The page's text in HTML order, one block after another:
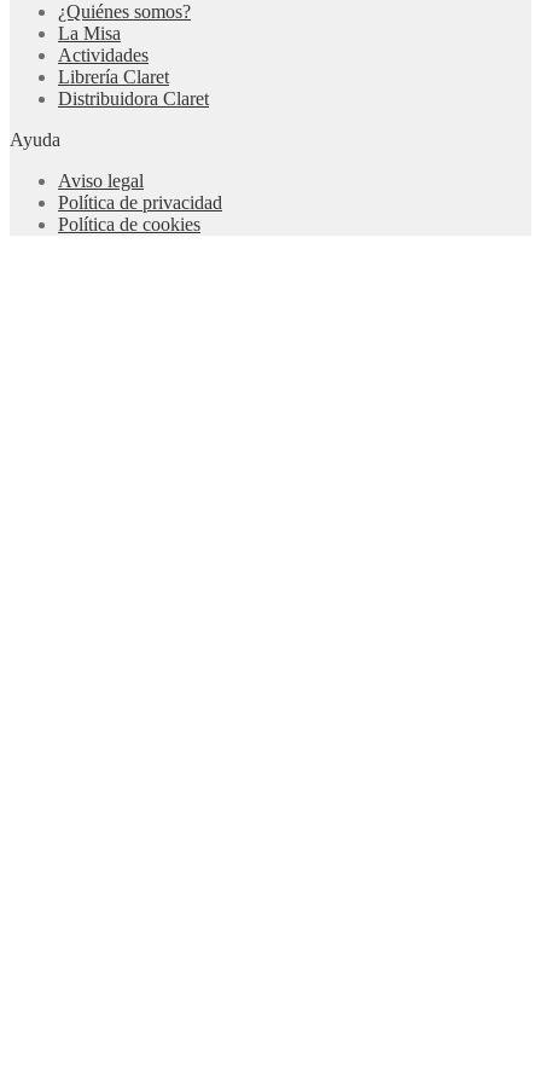
¿Quiénes somos?
La Misa
Actividades
Librería Claret
Distribuidora Claret
Ayuda
Aviso legal
Política de privacidad
Política de cookies